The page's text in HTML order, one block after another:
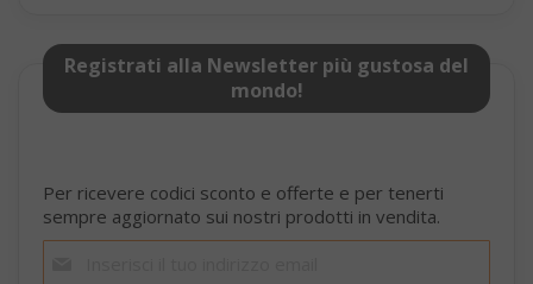
Registrati alla Newsletter più gustosa del
mondo!
Per ricevere codici sconto e offerte e per tenerti
sempre aggiornato sui nostri prodotti in vendita.